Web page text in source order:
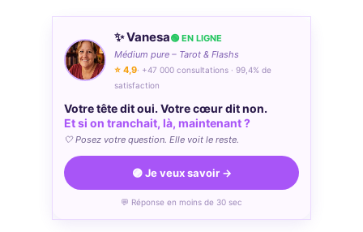
✨ Vanesa🟢 EN LIGNE
Médium pure – Tarot & Flashs
⭐ 4,9· +47 000 consultations · 99,4% de
satisfaction
Votre tête dit oui. Votre cœur dit non.
Et si on tranchait, là, maintenant ?
🤍 Posez votre question. Elle voit le reste.
🟣 Je veux savoir →
💬 Réponse en moins de 30 sec